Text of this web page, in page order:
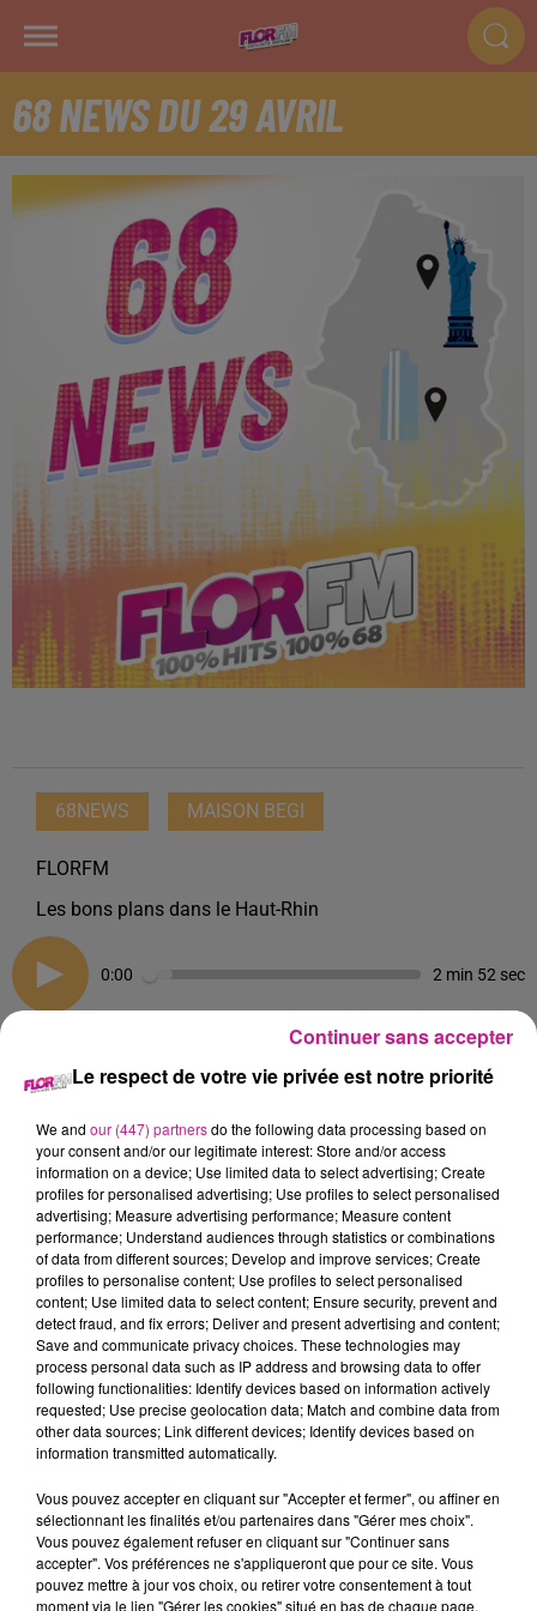
68 NEWS DU 29 AVRIL
68NEWS MAISON BEGI
FLORFM
Les bons plans dans le Haut-Rhin
0:00 2 min 52 sec
29 avril 2024 - 2 min 52 sec
Retrouvez les 68 news du 29 avril avecMaisons Begi,
constructeur de maisons dans le Haut-Rhin.
TITRES DIFFUSÉS
22h09
22h09 22h05
22h05 22h03
22h03
Le respect de votre vie privée est notre priorité
We and our (447) partnersdo the following data processing based on
your consent and/or our legitimate interest: Store and/or access
information on a device; Use limited data to select advertising; Create
profiles for personalised advertising; Use profiles to select personalised
advertising; Measure advertising performance; Measure content
performance; Understand audiences through statistics or combinations
of data from different sources; Develop and improve services; Create
profiles to personalise content; Use profiles to select personalised
content; Use limited data to select content; Ensure security, prevent and
detect fraud, and fix errors; Deliver and present advertising and content;
Save and communicate privacy choices. These technologies may
process personal data such as IP address and browsing data to offer
following functionalities: Identify devices based on information actively
requested; Use precise geolocation data; Match and combine data from
other data sources; Link different devices; Identify devices based on
information transmitted automatically.
Vous pouvez accepter en cliquant sur "Accepter et fermer", ou affiner en
sélectionnant les finalités et/ou partenaires dans "Gérer mes choix".
Vous pouvez également refuser en cliquant sur "Continuer sans
accepter". Vos préférences ne s'appliqueront que pour ce site. Vous
pouvez mettre à jour vos choix, ou retirer votre consentement à tout
moment via le lien "Gérer les cookies" situé en bas de chaque page.
Continuer sans accepter